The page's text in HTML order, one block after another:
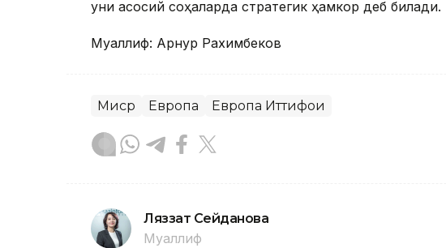
уни асосий соҳаларда стратегик ҳамкор деб билади.
Муаллиф: Арнур Рахимбеков
Миср Европа Европа Иттифоқи
Ляззат Сейданова
Муаллиф